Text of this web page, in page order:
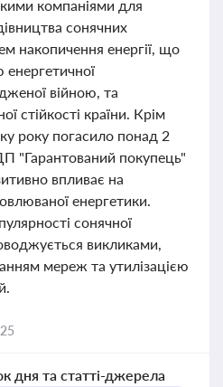
компаніями для
сонячних
накопичення енергії, що
війною, та
стійкості країни. Крім
року погасило понад 2
"Гарантований покупець"
впливає на
енергетики.
сонячної
викликами,
мереж та утилізацією
дня та статті-джерела